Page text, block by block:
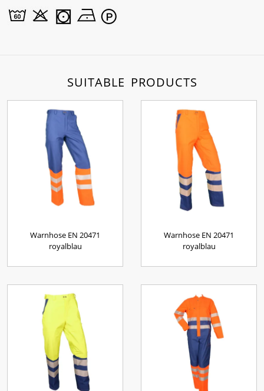
SUITABLE PRODUCTS
Warnhose EN 20471
royalblau
Warnhose EN 20471
royalblau